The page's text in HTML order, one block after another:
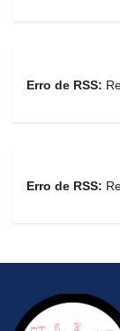
Erro de RSS:
Erro de RSS: